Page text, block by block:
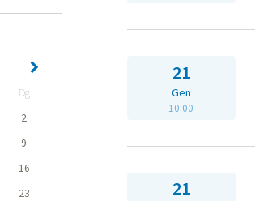
Dg
2
9
16
23
21
Gen
10:00
21